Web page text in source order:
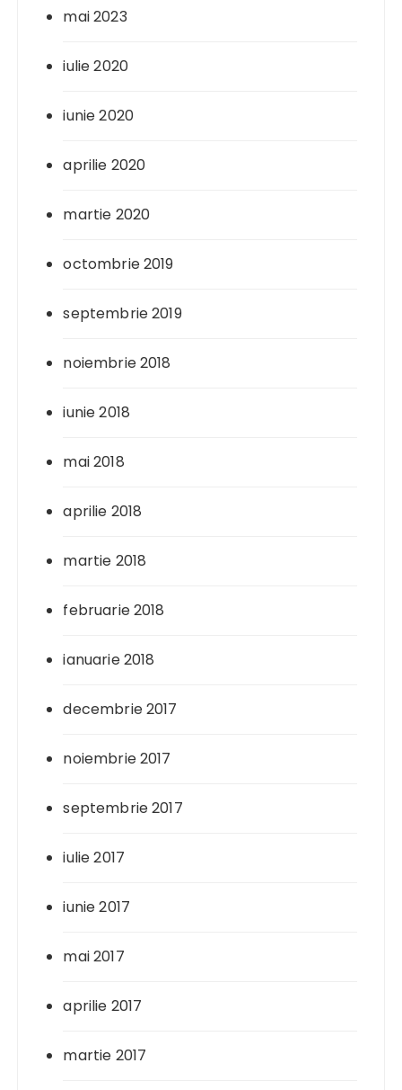
mai 2023
iulie 2020
iunie 2020
aprilie 2020
martie 2020
octombrie 2019
septembrie 2019
noiembrie 2018
iunie 2018
mai 2018
aprilie 2018
martie 2018
februarie 2018
ianuarie 2018
decembrie 2017
noiembrie 2017
septembrie 2017
iulie 2017
iunie 2017
mai 2017
aprilie 2017
martie 2017